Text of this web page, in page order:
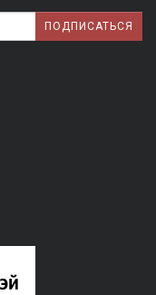
ПОДПИСАТЬСЯ